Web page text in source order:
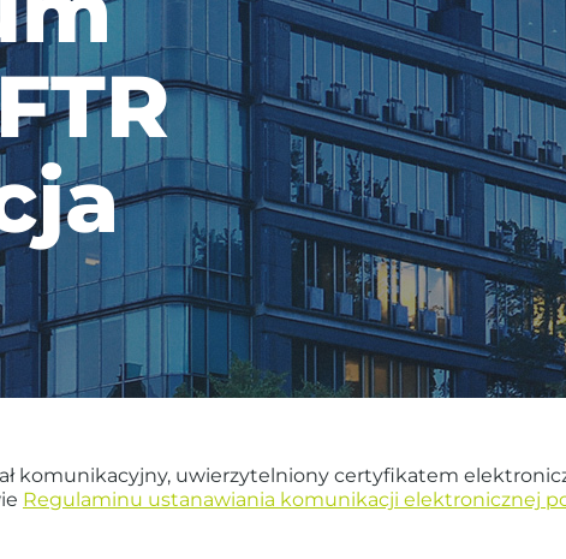
komunikacyjny, uwierzytelniony certyfikatem
Regulaminu ustanawiania komunikacji elektronicznej